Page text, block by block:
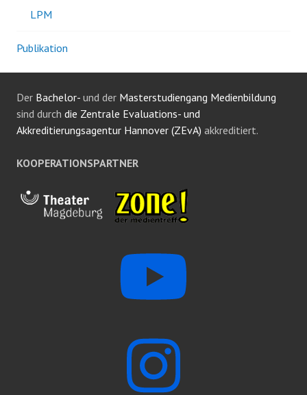
LPM
Publikation
Der Bachelor- und der Masterstudiengang Medienbildung
sind durch die Zentrale Evaluations- und
Akkreditierungsagentur Hannover (ZEvA) akkreditiert.
KOOPERATIONSPARTNER